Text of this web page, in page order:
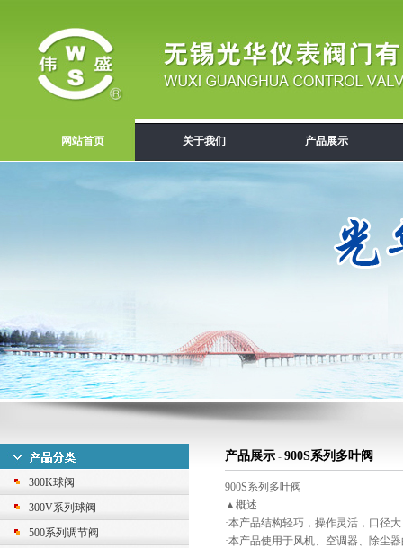
网站首页 关于我们 产品展示
300K球阀
300V系列球阀
500系列调节阀
产品展示 - 900S系列多叶阀
900S系列多叶阀
▲概述
·本产品结构轻巧，操作灵活，口径
·本产品使用于风机、空调器、除尘